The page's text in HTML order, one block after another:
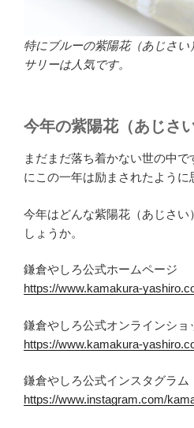
特にブルーの紫陽花（あじさ
サリーは人気です。
今年の紫陽花（あじさい
まだまだ落ち着かない世の中
にこの一年は励まされたように
今年はどんな紫陽花（あじさ
しょうか。
鎌倉やしろ公式ホームページ
https://www.kamakura-
鎌倉やしろ公式オンラインショ
https://www.kamakura-
鎌倉やしろ公式インスタグラム
https://www.instagram.com/